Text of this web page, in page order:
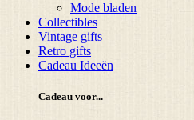
Mode bladen
Collectibles
Vintage gifts
Retro gifts
Cadeau Ideeën
Cadeau voor...